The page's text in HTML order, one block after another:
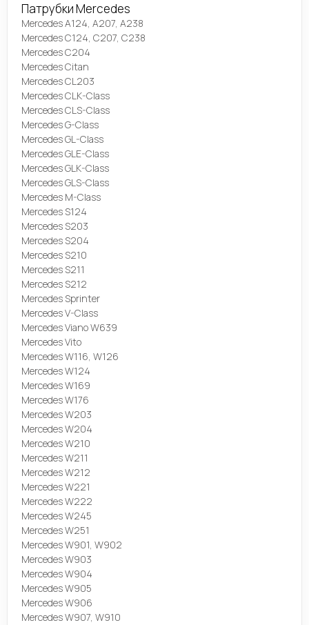
Патрубки Mercedes
Mercedes A124, A207, A238
Mercedes C124, C207, C238
Mercedes C204
Mercedes Citan
Mercedes CL203
Mercedes CLK-Class
Mercedes CLS-Class
Mercedes G-Class
Mercedes GL-Class
Mercedes GLE-Class
Mercedes GLK-Class
Mercedes GLS-Class
Mercedes M-Class
Mercedes S124
Mercedes S203
Mercedes S204
Mercedes S210
Mercedes S211
Mercedes S212
Mercedes Sprinter
Mercedes V-Class
Mercedes Viano W639
Mercedes Vito
Mercedes W116, W126
Mercedes W124
Mercedes W169
Mercedes W176
Mercedes W203
Mercedes W204
Mercedes W210
Mercedes W211
Mercedes W212
Mercedes W221
Mercedes W222
Mercedes W245
Mercedes W251
Mercedes W901, W902
Mercedes W903
Mercedes W904
Mercedes W905
Mercedes W906
Mercedes W907, W910